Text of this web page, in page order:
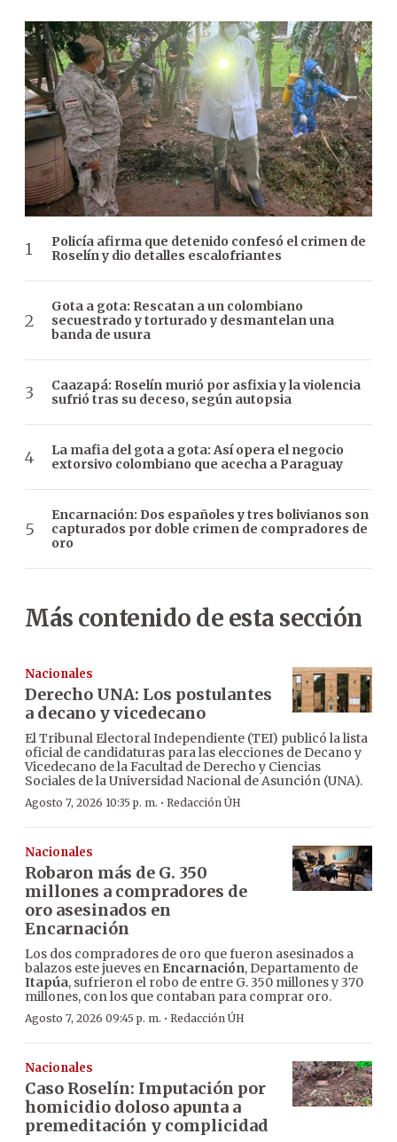
Policía afirma que detenido confesó el crimen de
Roselín y dio detalles escalofriantes
Gota a gota: Rescatan a un colombiano
secuestrado y torturado y desmantelan una
banda de usura
Caazapá: Roselín murió por asfixia y la violencia
sufrió tras su deceso, según autopsia
La mafia del gota a gota: Así opera el negocio
extorsivo colombiano que acecha a Paraguay
Encarnación: Dos españoles y tres bolivianos son
capturados por doble crimen de compradores de
oro
Más contenido de esta sección
Nacionales
Derecho UNA: Los postulantes
a decano y vicedecano
El Tribunal Electoral Independiente (TEI) publicó la lista
oficial de candidaturas para las elecciones de Decano y
Vicedecano de la Facultad de Derecho y Ciencias
Sociales de la Universidad Nacional de Asunción (UNA).
Agosto 7, 2026 10:35 p. m. · Redacción ÚH
Nacionales
Robaron más de G. 350
millones a compradores de
oro asesinados en
Encarnación
Los dos compradores de oro que fueron asesinados a
balazos este jueves en Encarnación, Departamento de
Itapúa, sufrieron el robo de entre G. 350 millones y 370
millones, con los que contaban para comprar oro.
Agosto 7, 2026 09:45 p. m. · Redacción ÚH
Nacionales
Caso Roselín: Imputación por
homicidio doloso apunta a
premeditación y complicidad